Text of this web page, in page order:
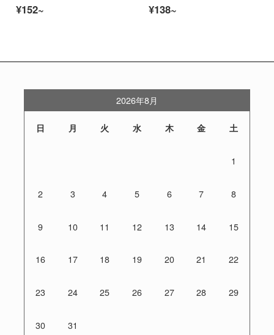
¥152~
¥138~
2026年8月
日 月 火 水 木 金 土
1
2 3 4 5 6 7 8
9 10 11 12 13 14 15
16 17 18 19 20 21 22
23 24 25 26 27 28 29
30 31